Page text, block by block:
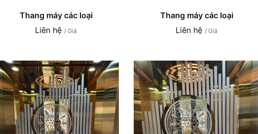
Thang máy các loại
Liên hệ / Giá
Thang máy các loại
Liên hệ / Giá